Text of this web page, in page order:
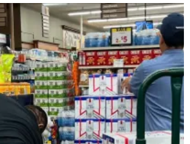
ベルは降格しないシステムで、ライジン
年に開業した暗号通貨専用の次世代
ームにプラスして、スポーツギャンブ
ターネットカジノゲームの種類
する前に、どんなプレイがあるか理解